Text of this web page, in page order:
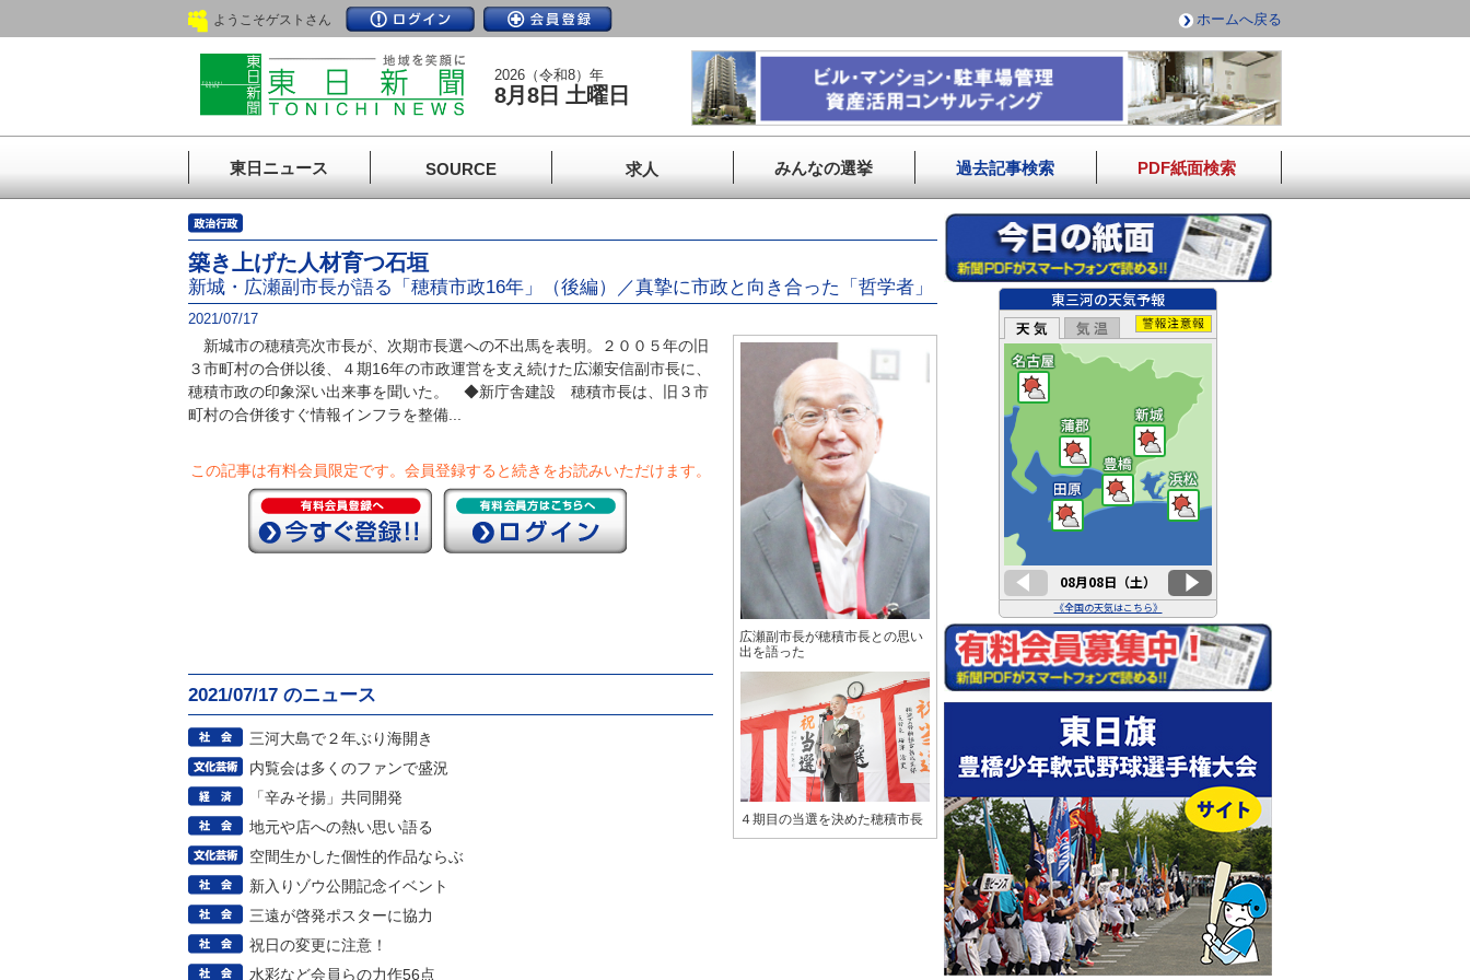
ようこそゲストさん ホームへ戻る
2026（令和8）年
8月8日 土曜日
東日ニュース SOURCE 求人 みんなの選挙 過去記事検索 PDF紙面検索
築き上げた人材育つ石垣
新城・広瀬副市長が語る「穂積市政16年」（後編）／真摯に市政と向き合った「哲学者」
2021/07/17
新城市の穂積亮次市長が、次期市長選への不出馬を表明。２００５年の旧
３市町村の合併以後、４期16年の市政運営を支え続けた広瀬安信副市長に、
穂積市政の印象深い出来事を聞いた。 ◆新庁舎建設 穂積市長は、旧３市
町村の合併後すぐ情報インフラを整備...
この記事は有料会員限定です。 会員登録すると続きをお読みいただけます。
2021/07/17 のニュース
三河大島で２年ぶり海開き
内覧会は多くのファンで盛況
「辛みそ揚」共同開発
地元や店への熱い思い語る
空間生かした個性的作品ならぶ
新入りゾウ公開記念イベント
三遠が啓発ポスターに協力
祝日の変更に注意！
水彩など会員らの力作56点
広瀬副市長が穂積市長との思い
出を語った
４期目の当選を決めた穂積市長